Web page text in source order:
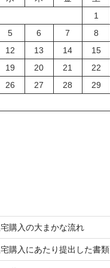
1
5
6 7 8
12
13 14 15
19
20 21 22
26
27 28 29
購入の大まかな流れ
購入にあたり提出した書類